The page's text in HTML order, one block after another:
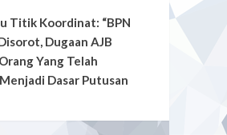
Titik Koordinat: “BPN
Dugaan AJB
Yang Telah
Dasar Putusan